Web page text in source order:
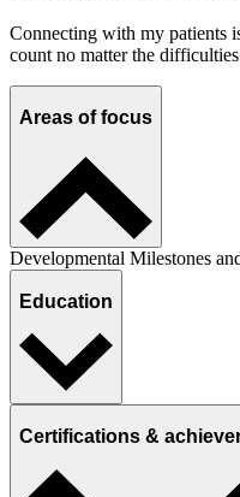
Connecting with my patients
count no matter the
Areas of focus
Developmental Milestones
Education
Certifications &